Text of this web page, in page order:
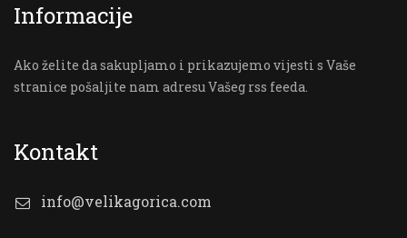
Informacije
Ako želite da sakupljamo i prikazujemo vijesti s Vaše
stranice pošaljite nam adresu Vašeg rss feeda.
Kontakt
info@velikagorica.com